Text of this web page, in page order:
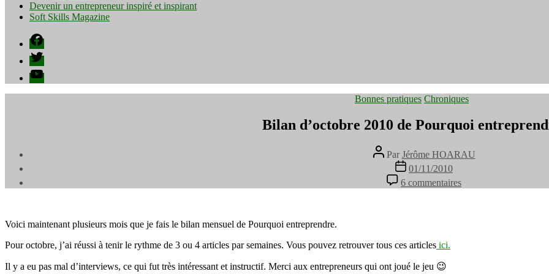
Devenir un entrepreneur inspiré et inspirant
Soft Skills Magazine
Facebook
Twitter
YouTube
Catégories
Bonnes pratiques Chroniques
Bilan d’octobre 2010 de Pourquoi
Auteur
de
l’article
Par Jérôme HOARAU
Date
de
l’article
01/11/2010
6 commentaires
Bilan
Voici maintenant plusieurs mois que je fais le bilan mensuel de Pourquoi entreprendre.
Pour octobre, j’ai réussi à tenir le rythme de 3 ou 4 articles par semaines. Vous pouvez retrouver tous ces articles ici.
Il y a eu pas mal d’interviews, ce qui fut très intéressant et instructif. Merci aux entrepreneurs qui ont joué le jeu 😉